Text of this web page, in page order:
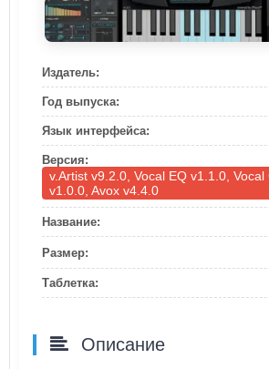
Издатель:
Год выпуска:
Язык интерфейса:
Версия:
v.Artist v9.2.0, Vocal EQ v1.1.0,
v1.0.0, Avox v4.4.0
Название:
Размер:
Таблетка:
Описание